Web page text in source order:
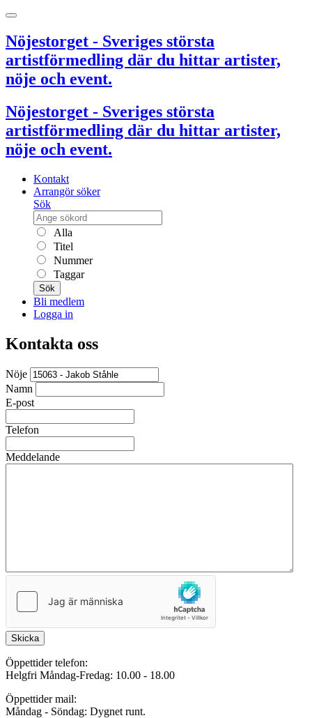
Nöjestorget - Sveriges största
artistförmedling där du hittar artister,
nöje och event.
Nöjestorget - Sveriges största
artistförmedling där du hittar artister,
nöje och event.
Kontakt
Arrangör söker
Sök
Alla
Titel
Nummer
Taggar
Sök
Bli medlem
Logga in
Kontakta oss
Nöje
Namn
E-post
Telefon
Meddelande
Skicka
Öppettider telefon:
Helgfri Måndag-Fredag: 10.00 - 18.00
Öppettider mail:
Måndag - Söndag: Dygnet runt.